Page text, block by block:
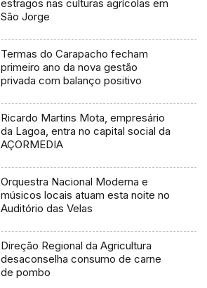
estragos nas culturas agrícolas em
São Jorge
Termas do Carapacho fecham
primeiro ano da nova gestão
privada com balanço positivo
Ricardo Martins Mota, empresário
da Lagoa, entra no capital social da
AÇORMEDIA
Orquestra Nacional Moderna e
músicos locais atuam esta noite no
Auditório das Velas
Direção Regional da Agricultura
desaconselha consumo de carne
de pombo